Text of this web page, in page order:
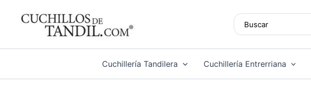
Cuchillería Tandilera Cuchillería Entrerriana